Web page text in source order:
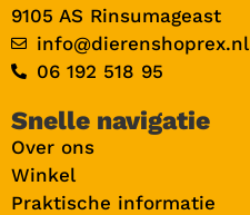
9105 AS Rinsumageast
info@dierenshoprex.nl
06 192 518 95
Snelle navigatie
Over ons
Winkel
Praktische informatie